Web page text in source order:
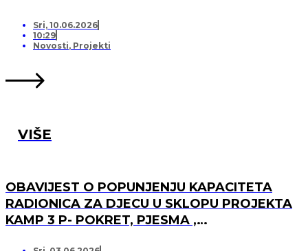
Sri, 10.06.2026
10:29
Novosti, Projekti
VIŠE
OBAVIJEST O POPUNJENJU KAPACITETA
RADIONICA ZA DJECU U SKLOPU PROJEKTA
KAMP 3 P- POKRET, PJESMA ,